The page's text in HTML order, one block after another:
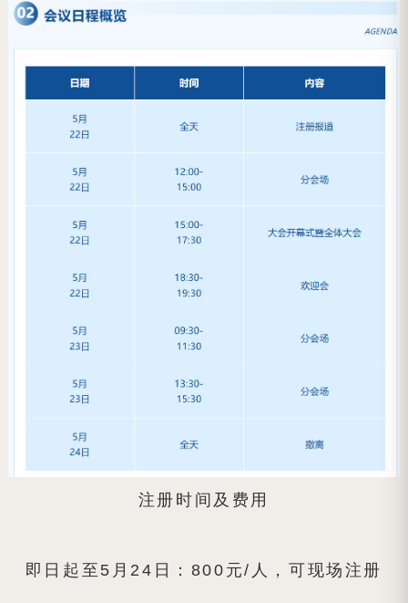
注册时间及费用
即日起至5月24日：800元/人，可现场注册